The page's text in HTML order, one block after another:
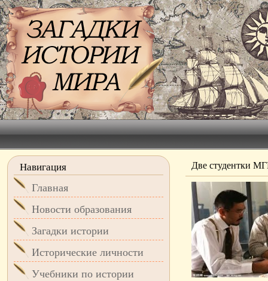
Две студентки
Навигация
Главная
Новости образования
Загадки истории
Исторические личности
Учебники по истории